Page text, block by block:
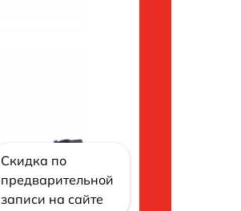
Скидка по
предварительной
записи на сайте